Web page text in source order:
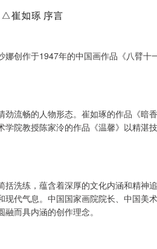
创作于1947年的中国画作品《八臂十
流畅的人物形态。崔如琢的作品《暗
院教授陈家泠的作品《温馨》以精湛
洗练，蕴含着深厚的文化内涵和精神
代气息。中国国家画院院长、中国美
而具内涵的创作理念。